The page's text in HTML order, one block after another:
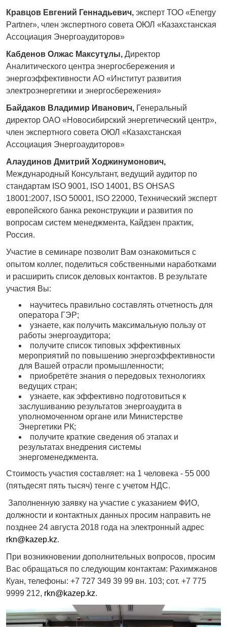
Кравцов Евгений Геннадьевич, эксперт ТОО «Energy
Partner», член экспертного совета ОЮЛ «Казахстанская
Ассоциация Энергоаудиторов»
Кабденов Олжас Максутұлы, Директор
Аналитического центра энергосбережения и
энергоэффективности АО «Институт развития
электроэнергетики и энергосбережения»
Байдаков Владимир Иванович, Генеральный
директор ОАО «Новосибирский энергетический центр»,
член экспертного совета ОЮЛ «Казахстанская
Ассоциация Энергоаудиторов»
Алаудинов Дмитрий Ходжинумонович,
Международный Консультант, ведущий аудитор по
стандартам ISO 9001, ISO 14001, BS OHSAS
18001:2007, ISO 50001, ISO 22000, Технический эксперт
европейского банка реконструкции и развития по
вопросам систем менеджмента, Кайдзен практик,
Россия.
Участие в семинаре позволит Вам ознакомиться с
опытом коллег, поделиться собственными наработками
и расширить список деловых контактов. В результате
участия Вы:
научитесь правильно составлять отчетность для
оператора ГЭР;
узнаете, как получить максимальную пользу от
работы энергоаудитора;
получите список типовых эффективных
мероприятий по повышению энергоэффективности
для Вашей отрасли промышленности;
приобретёте знания о передовых технологиях
ведущих стран;
узнаете, как эффективно подготовиться к
заслушиванию результатов энергоаудита в
уполномоченном органе или Министерстве
Энергетики РК;
получите краткие сведения об этапах и
результатах внедрения системы
энергоменеджмента.
Стоимость участия составляет: на 1 человека - 55 000
(пятьдесят пять тысяч) тенге с учетом НДС.
Заполненную заявку на участие с указанием ФИО,
должности и контактных данных просим направить не
позднее 24 августа 2018 года на электронный адрес
rkn@kazep.kz.
При возникновении дополнительных вопросов, просим
Вас обращаться по следующим контактам: Рахимжанов
Куан, телефоны: +7 727 349 39 99 вн. 103; сот. +7 775
9999 212, rkn@kazep.kz.